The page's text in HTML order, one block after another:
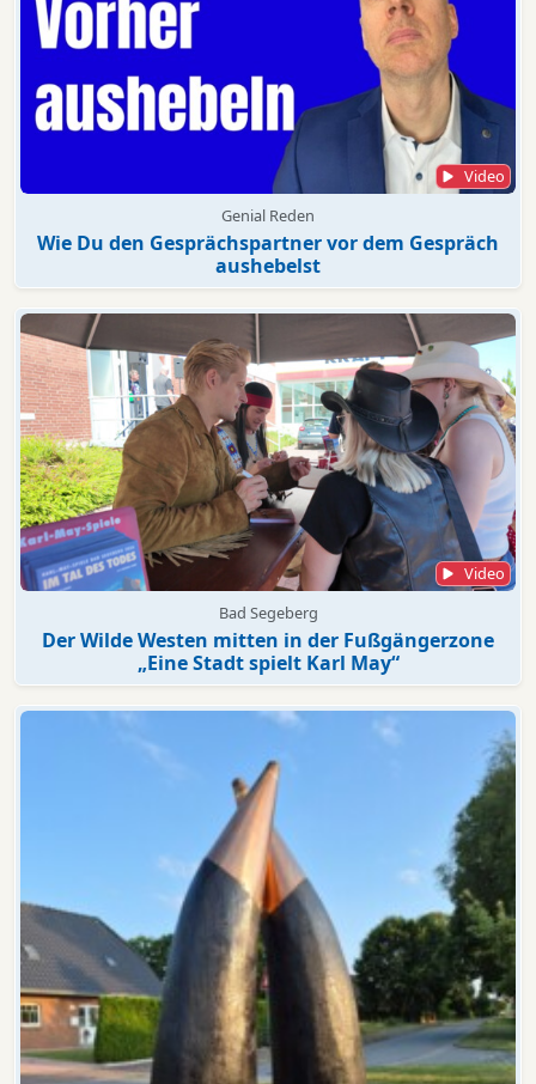
Video
Genial Reden
Wie Du den Gesprächspartner vor dem Gespräch
aushebelst
Video
Bad Segeberg
Der Wilde Westen mitten in der Fußgängerzone
„Eine Stadt spielt Karl May“